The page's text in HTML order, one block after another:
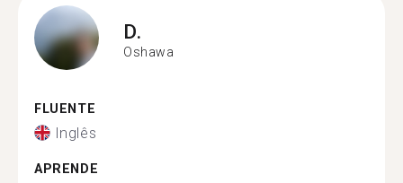
D.
Oshawa
FLUENTE
Inglês
APRENDE